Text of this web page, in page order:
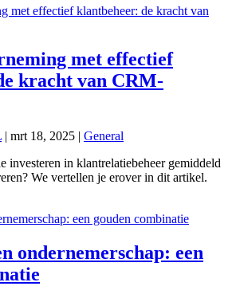
met effectief
kracht van CRM-
| mrt 18, 2025 | General
investeren in klantrelatiebeheer gemiddeld
We vertellen je erover in dit artikel.
ondernemerschap: een